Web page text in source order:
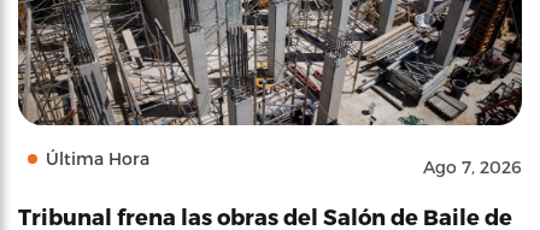
Última Hora Ago 7, 2026
Tribunal frena las obras del Salón de Baile de